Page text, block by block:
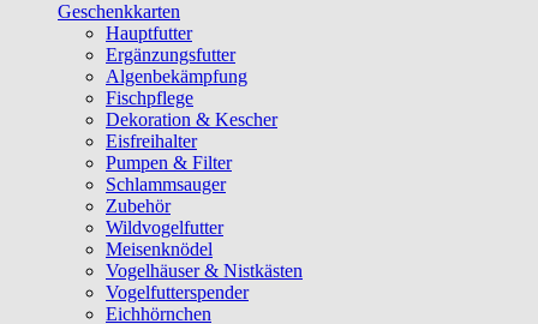
Geschenkkarten
Hauptfutter
Ergänzungsfutter
Algenbekämpfung
Fischpflege
Dekoration & Kescher
Eisfreihalter
Pumpen & Filter
Schlammsauger
Zubehör
Wildvogelfutter
Meisenknödel
Vogelhäuser & Nistkästen
Vogelfutterspender
Eichhörnchen